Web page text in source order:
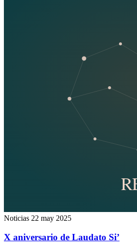
Noticias 22 may 2025
X aniversario de Laudato Si’